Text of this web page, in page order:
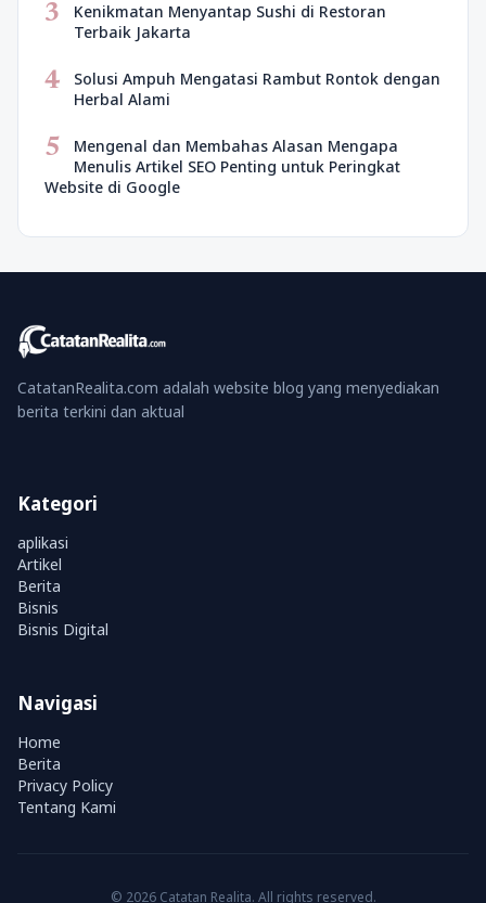
3
Kenikmatan Menyantap Sushi di Restoran
Terbaik Jakarta
4
Solusi Ampuh Mengatasi Rambut Rontok dengan
Herbal Alami
5
Mengenal dan Membahas Alasan Mengapa
Menulis Artikel SEO Penting untuk Peringkat
Website di Google
CatatanRealita.com adalah website blog yang menyediakan
berita terkini dan aktual
Kategori
aplikasi
Artikel
Berita
Bisnis
Bisnis Digital
Navigasi
Home
Berita
Privacy Policy
Tentang Kami
© 2026 Catatan Realita. All rights reserved.